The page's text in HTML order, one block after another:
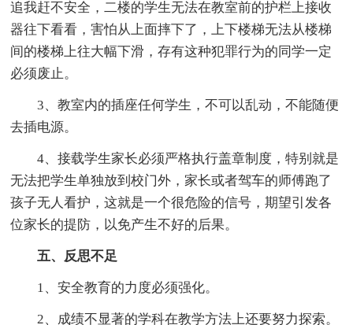
追我赶不安全，二楼的学生无法在教室前的护栏上接收
器往下看看，害怕从上面摔下了，上下楼梯无法从楼梯
间的楼梯上往大幅下滑，存有这种犯罪行为的同学一定
必须废止。
3、教室内的插座任何学生，不可以乱动，不能随便
去插电源。
4、接载学生家长必须严格执行盖章制度，特别就是
无法把学生单独放到校门外，家长或者驾车的师傅跑了
孩子无人看护，这就是一个很危险的信号，期望引发各
位家长的提防，以免产生不好的后果。
五、反思不足
1、安全教育的力度必须强化。
2、成绩不显著的学科在教学方法上还要努力探索。